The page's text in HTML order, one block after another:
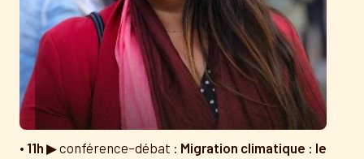
• 11h ▶ conférence–débat : Migration climatique : le